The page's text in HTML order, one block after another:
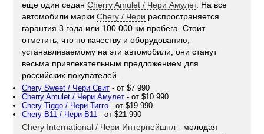
еще один седанCherry Amulet / Чери Амулет. На все
автомобили маркиChery / Чери распространяется
гарантия 3 года или 100 000 км пробега. Стоит
отметить, что по качеству и оборудованию,
устанавливаемому на эти автомобили, они станут
весьма привлекательным предложением для
российских покупателей.
Chery Sweet / Чери Свит - от $7 990
Cherry Amulet / Чери Амулет - от $10 990
Chery Tiggo / Чери Тигго - от $19 990
Chery B11 / Чери B11 - от $21 990
Chery International / Чери Интернейшнл - молодая